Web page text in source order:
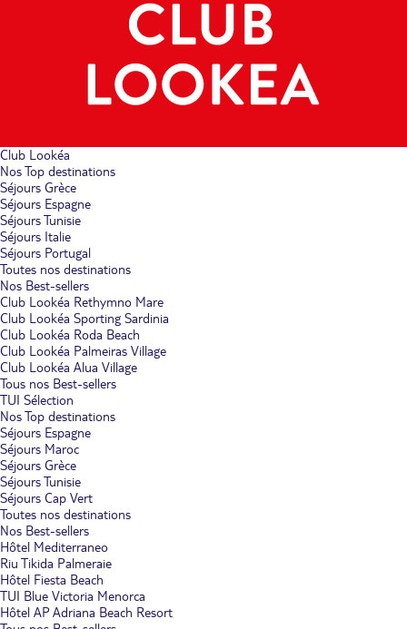
Club Lookéa
Nos Top destinations
Séjours Grèce
Séjours Espagne
Séjours Tunisie
Séjours Italie
Séjours Portugal
Toutes nos destinations
Nos Best-sellers
Club Lookéa Rethymno Mare
Club Lookéa Sporting Sardinia
Club Lookéa Roda Beach
Club Lookéa Palmeiras Village
Club Lookéa Alua Village
Tous nos Best-sellers
TUI Sélection
Nos Top destinations
Séjours Espagne
Séjours Maroc
Séjours Grèce
Séjours Tunisie
Séjours Cap Vert
Toutes nos destinations
Nos Best-sellers
Hôtel Mediterraneo
Riu Tikida Palmeraie
Hôtel Fiesta Beach
TUI Blue Victoria Menorca
Hôtel AP Adriana Beach Resort